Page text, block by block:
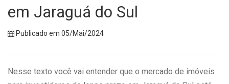
em Jaraguá do Sul
Publicado em 05/Mai/2024
Nesse texto você vai entender que o mercado de imóveis